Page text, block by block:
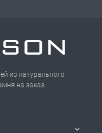
из натурального
на заказ